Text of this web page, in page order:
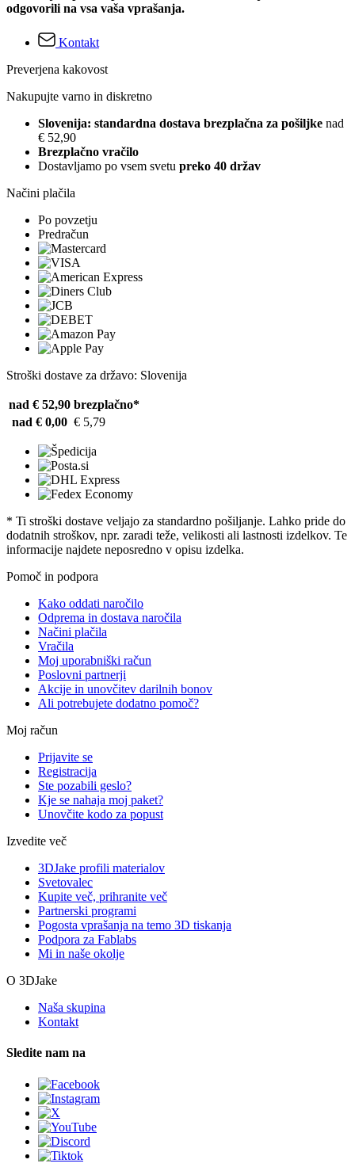
odgovorili na vsa vaša vprašanja.
Kontakt
Preverjena kakovost
Nakupujte varno in diskretno
Slovenija: standardna dostava brezplačna za pošiljke nad
€ 52,90
Brezplačno vračilo
Dostavljamo po vsem svetu preko 40 držav
Načini plačila
Po povzetju
Predračun
Stroški dostave za državo: Slovenija
nad € 52,90 brezplačno*
nad € 0,00 € 5,79
* Ti stroški dostave veljajo za standardno pošiljanje. Lahko pride do
dodatnih stroškov, npr. zaradi teže, velikosti ali lastnosti izdelkov. Te
informacije najdete neposredno v opisu izdelka.
Pomoč in podpora
Kako oddati naročilo
Odprema in dostava naročila
Načini plačila
Vračila
Moj uporabniški račun
Poslovni partnerji
Akcije in unovčitev darilnih bonov
Ali potrebujete dodatno pomoč?
Moj račun
Prijavite se
Registracija
Ste pozabili geslo?
Kje se nahaja moj paket?
Unovčite kodo za popust
Izvedite več
3DJake profili materialov
Svetovalec
Kupite več, prihranite več
Partnerski programi
Pogosta vprašanja na temo 3D tiskanja
Podpora za Fablabs
Mi in naše okolje
O 3DJake
Naša skupina
Kontakt
Sledite nam na